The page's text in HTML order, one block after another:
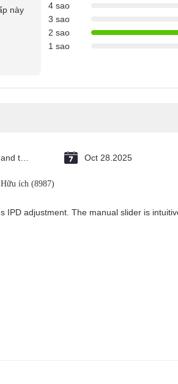
này
4 sao
3 sao
2 sao
1 sao
Oct 28.2025
Hữu ích (8987)
IPD adjustment. The manual slider is